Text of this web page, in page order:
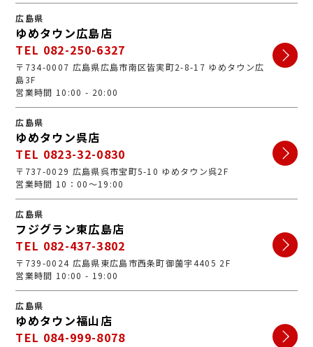
広島県
ゆめタウン広島店
TEL 082-250-6327
〒734-0007 広島県広島市南区皆実町2-8-17 ゆめタウン広
島3F
営業時間 10:00 - 20:00
広島県
ゆめタウン呉店
TEL 0823-32-0830
〒737-0029 広島県呉市宝町5-10 ゆめタウン呉2F
営業時間 10：00～19:00
広島県
フジグラン東広島店
TEL 082-437-3802
〒739-0024 広島県東広島市西条町御薗宇4405 2F
営業時間 10:00 - 19:00
広島県
ゆめタウン福山店
TEL 084-999-8078